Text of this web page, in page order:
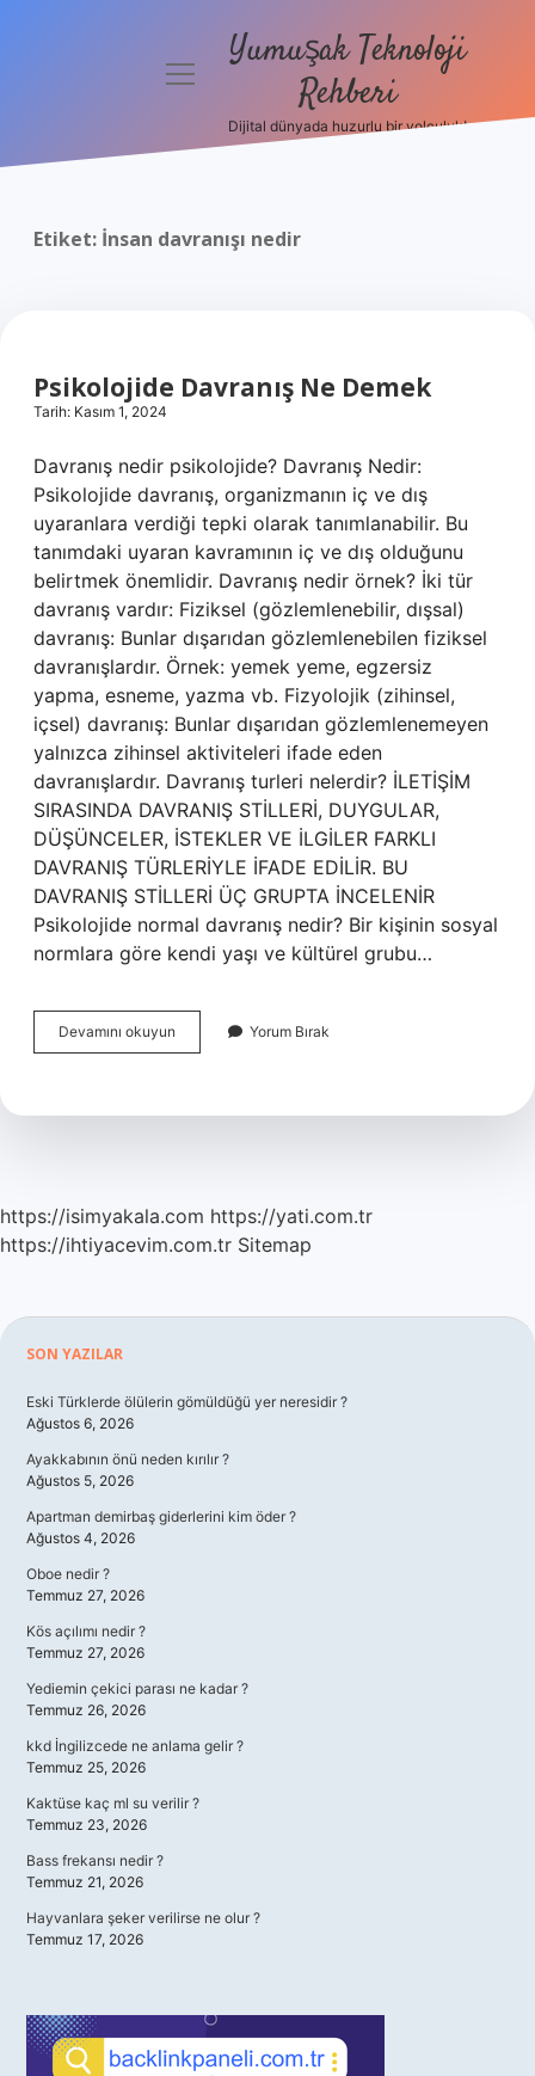
Politikası
menüyüYumuşak Teknoloji
Rehberi
Dijital dünyada huzurlu bir yolculuk!
Etiket: İnsan davranışı nedir
Psikolojide Davranış Ne Demek
Tarih: Kasım 1, 2024
Davranış nedir psikolojide? Davranış Nedir:
Psikolojide davranış, organizmanın iç ve dış
uyaranlara verdiği tepki olarak tanımlanabilir. Bu
tanımdaki uyaran kavramının iç ve dış olduğunu
belirtmek önemlidir. Davranış nedir örnek? İki tür
davranış vardır: Fiziksel (gözlemlenebilir, dışsal)
davranış: Bunlar dışarıdan gözlemlenebilen fiziksel
davranışlardır. Örnek: yemek yeme, egzersiz
yapma, esneme, yazma vb. Fizyolojik (zihinsel,
içsel) davranış: Bunlar dışarıdan gözlemlenemeyen
yalnızca zihinsel aktiviteleri ifade eden
davranışlardır. Davranış turleri nelerdir? İLETİŞİM
SIRASINDA DAVRANIŞ STİLLERİ, DUYGULAR,
DÜŞÜNCELER, İSTEKLER VE İLGİLER FARKLI
DAVRANIŞ TÜRLERİYLE İFADE EDİLİR. BU
DAVRANIŞ STİLLERİ ÜÇ GRUPTA İNCELENİR
Psikolojide normal davranış nedir? Bir kişinin sosyal
normlara göre kendi yaşı ve kültürel grubu…
Devamını okuyun Psikolojide
Davranış
Yorum Bırak
https://isimyakala.com https://yati.com.tr
https://ihtiyacevim.com.tr Sitemap
Sidebar
SON YAZILAR
Eski Türklerde ölülerin gömüldüğü yer neresidir ?
Ağustos 6, 2026
Ayakkabının önü neden kırılır ?
Ağustos 5, 2026
Apartman demirbaş giderlerini kim öder ?
Ağustos 4, 2026
Oboe nedir ?
Temmuz 27, 2026
Kös açılımı nedir ?
Temmuz 27, 2026
Yediemin çekici parası ne kadar ?
Temmuz 26, 2026
kkd İngilizcede ne anlama gelir ?
Temmuz 25, 2026
Kaktüse kaç ml su verilir ?
Temmuz 23, 2026
Bass frekansı nedir ?
Temmuz 21, 2026
Hayvanlara şeker verilirse ne olur ?
Temmuz 17, 2026